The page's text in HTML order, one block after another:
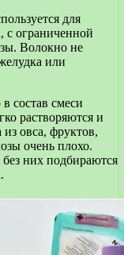
для
с ограниченной
Волокно не
или
состав смеси
растворяются и
из овса, фруктов,
очень плохо.
них подбираются